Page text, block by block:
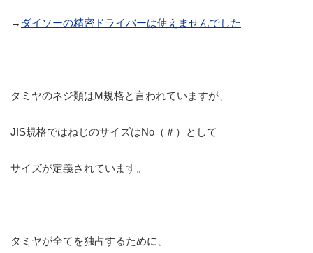
→ ダイソーの精密ドライバーは使えませんでした
タミヤのネジ類はM規格と言われていますが、
JIS規格ではねじのサイズはNo（＃）として
サイズが定義されています。
タミヤが全てを独占するために、